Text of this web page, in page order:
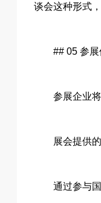
谈会这种形式
## 05 参
参展企业
展会提供
通过参与